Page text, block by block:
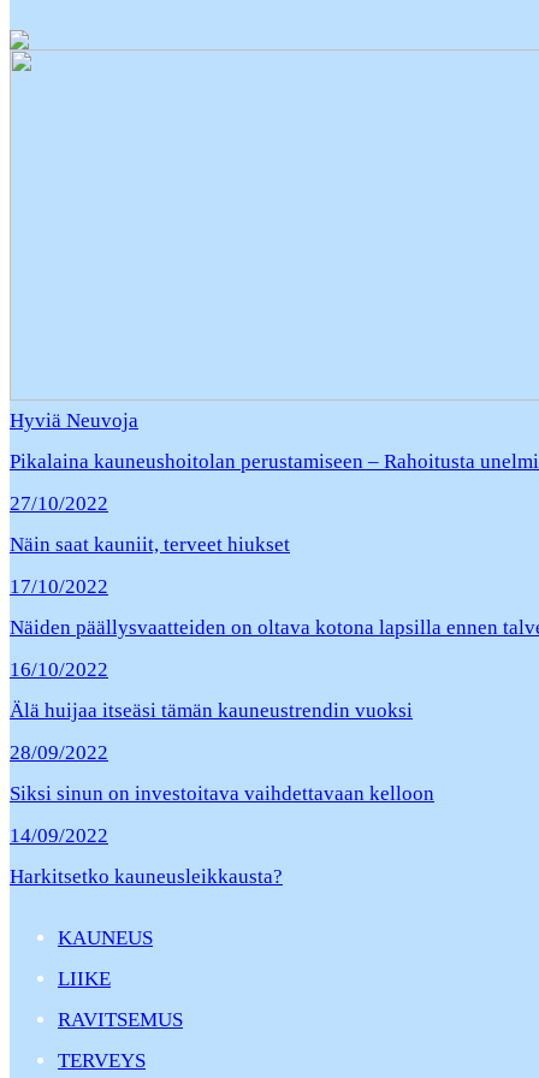
Hyviä Neuvoja
Pikalaina kauneushoitolan perustamiseen – Rahoitusta
27/10/2022
Näin saat kauniit, terveet hiukset
17/10/2022
Näiden päällysvaatteiden on oltava kotona lapsilla ennen
16/10/2022
Älä huijaa itseäsi tämän kauneustrendin vuoksi
28/09/2022
Siksi sinun on investoitava vaihdettavaan kelloon
14/09/2022
Harkitsetko kauneusleikkausta?
KAUNEUS
LIIKE
RAVITSEMUS
TERVEYS